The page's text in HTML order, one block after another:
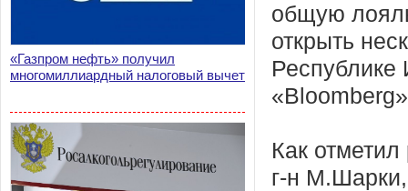
«Газпром нефть» получил
многомиллиардный налоговый вычет
общую
открыть
Как
г-н М.Шарки,